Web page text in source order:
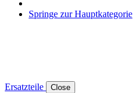
Springe zur Hauptkategorie
Ersatzteile Close